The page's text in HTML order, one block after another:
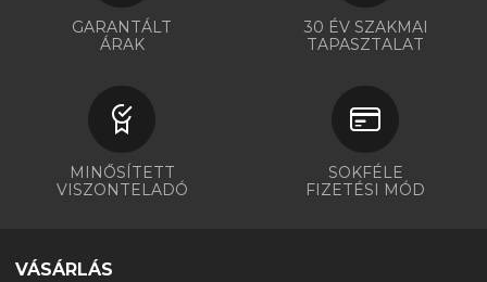
GARANTÁLT
ÁRAK
30 ÉV SZAKMAI
TAPASZTALAT
MINŐSÍTETT
VISZONTELADÓ
SOKFÉLE
FIZETÉSI MÓD
VÁSÁRLÁS